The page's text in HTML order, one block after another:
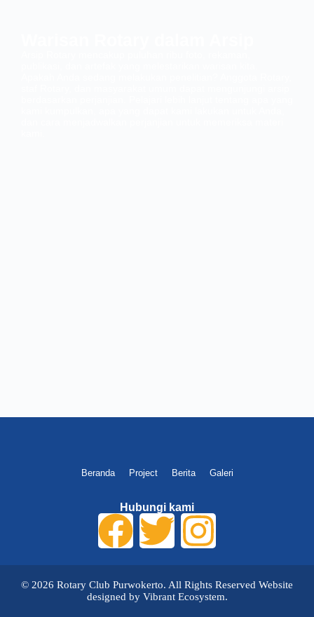
Beranda Project Berita Galeri
Hubungi kami
© 2026 Rotary Club Purwokerto. All Rights Reserved Website
designed by Vibrant Ecosystem.